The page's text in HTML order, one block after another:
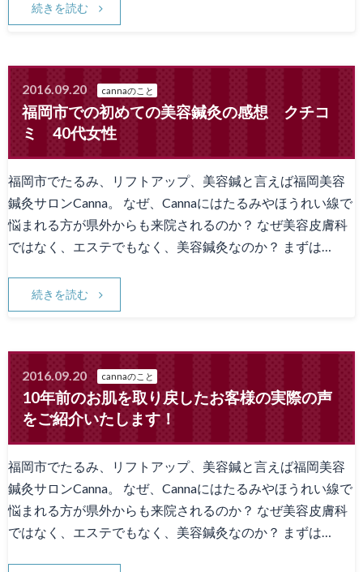
続きを読む
2016.09.20 cannaのこと
福岡市での初めての美容鍼灸の感想 クチコ
ミ 40代女性
福岡市でたるみ、リフトアップ、美容鍼と言えば福岡美容
鍼灸サロンCanna。 なぜ、Cannaにはたるみやほうれい線で
悩まれる方が県外からも来院されるのか？ なぜ美容皮膚科
ではなく、エステでもなく、美容鍼灸なのか？ まずは…
続きを読む
2016.09.20 cannaのこと
10年前のお肌を取り戻したお客様の実際の声
をご紹介いたします！
福岡市でたるみ、リフトアップ、美容鍼と言えば福岡美容
鍼灸サロンCanna。 なぜ、Cannaにはたるみやほうれい線で
悩まれる方が県外からも来院されるのか？ なぜ美容皮膚科
ではなく、エステでもなく、美容鍼灸なのか？ まずは…